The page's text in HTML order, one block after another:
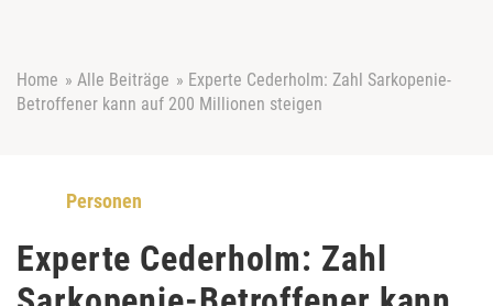
Home » Alle Beiträge » Experte Cederholm: Zahl Sarkopenie-
Betroffener kann auf 200 Millionen steigen
Personen
Experte Cederholm: Zahl